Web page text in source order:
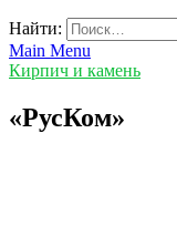
Найти:
Main Menu
Кирпич и камень
«РусКом»